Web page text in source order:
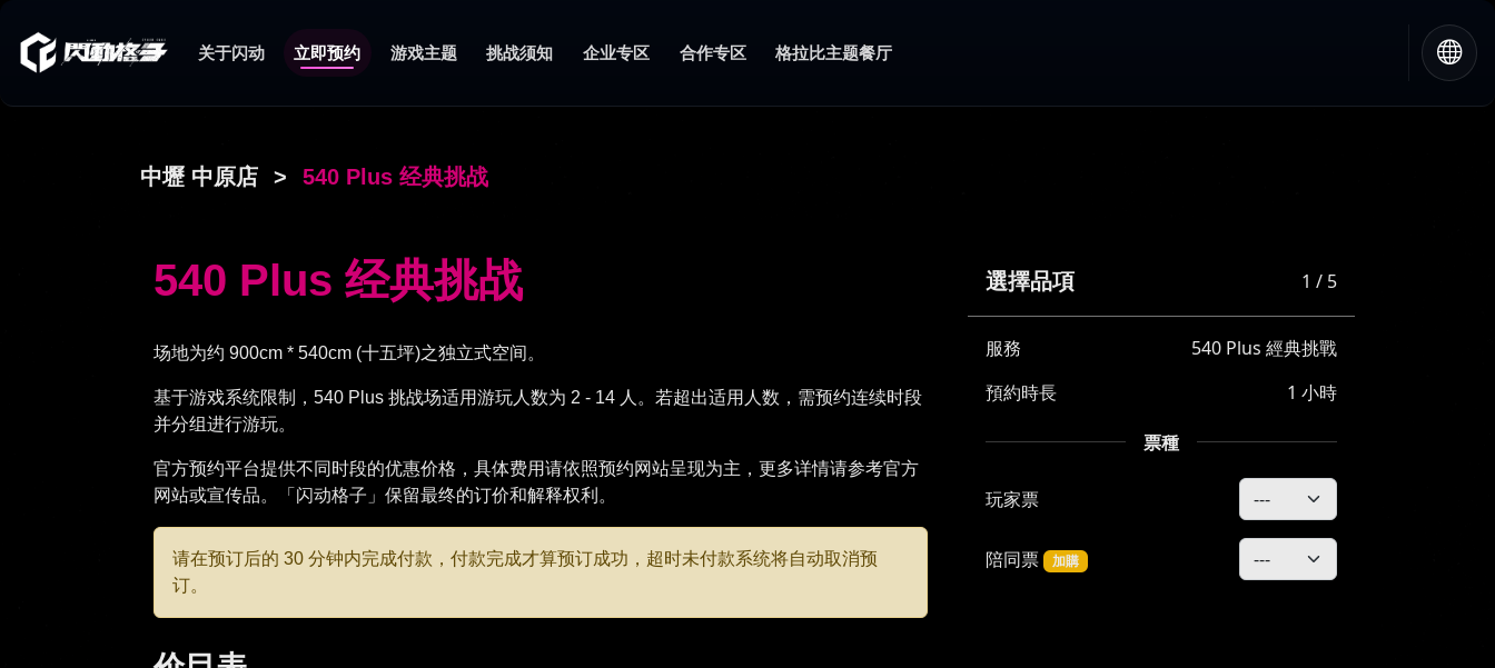
关于闪动 立即预约 游戏主题 挑战须知 企业专区 合作专区 格拉比主题餐厅
中壢 中原店 > 540 Plus 经典挑战
540 Plus 经典挑战
场地为约 900cm * 540cm (十五坪)之独立式空间。
基于游戏系统限制，540 Plus 挑战场适用游玩人数为 2 - 14 人。若超出适用人数，需预约连续时段
并分组进行游玩。
官方预约平台提供不同时段的优惠价格，具体费用请依照预约网站呈现为主，更多详情请参考官方
网站或宣传品。「闪动格子」保留最终的订价和解释权利。
请在预订后的 30 分钟内完成付款，付款完成才算预订成功，超时未付款系统将自动取消预
订。
選擇品項 1 / 5
服務
540 Plus 經典挑戰
預約時長
1 小時
票種
玩家票
陪同票 加購